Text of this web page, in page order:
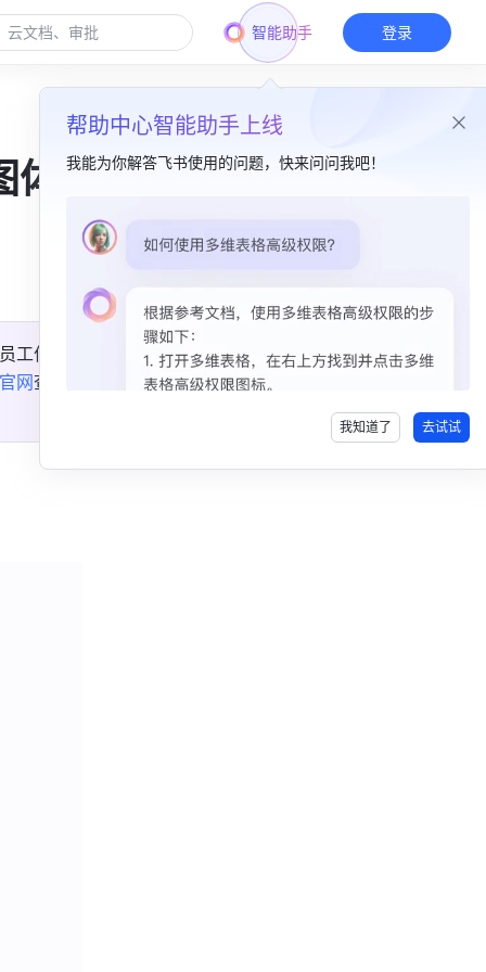
智能助手
帮助中心智能助手上线
我能为你解答飞书使用的问题，快来问问我吧！
我知道了 去试试
登录
工作
网查
多维表格上新​
表格在线打印​